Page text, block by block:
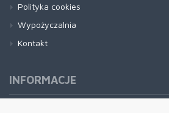
Polityka cookies
Wypożyczalnia
Kontakt
INFORMACJE